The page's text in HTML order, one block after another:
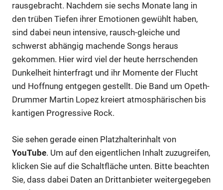
rausgebracht. Nachdem sie sechs Monate lang in
den trüben Tiefen ihrer Emotionen gewühlt haben,
sind dabei neun intensive, rausch-gleiche und
schwerst abhängig machende Songs heraus
gekommen. Hier wird viel der heute herrschenden
Dunkelheit hinterfragt und ihr Momente der Flucht
und Hoffnung entgegen gestellt. Die Band um Opeth-
Drummer Martin Lopez kreiert atmosphärischen bis
kantigen Progressive Rock.
Sie sehen gerade einen Platzhalterinhalt von
YouTube. Um auf den eigentlichen Inhalt zuzugreifen,
klicken Sie auf die Schaltfläche unten. Bitte beachten
Sie, dass dabei Daten an Drittanbieter weitergegeben